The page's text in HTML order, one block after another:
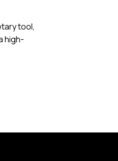
tool,
high-